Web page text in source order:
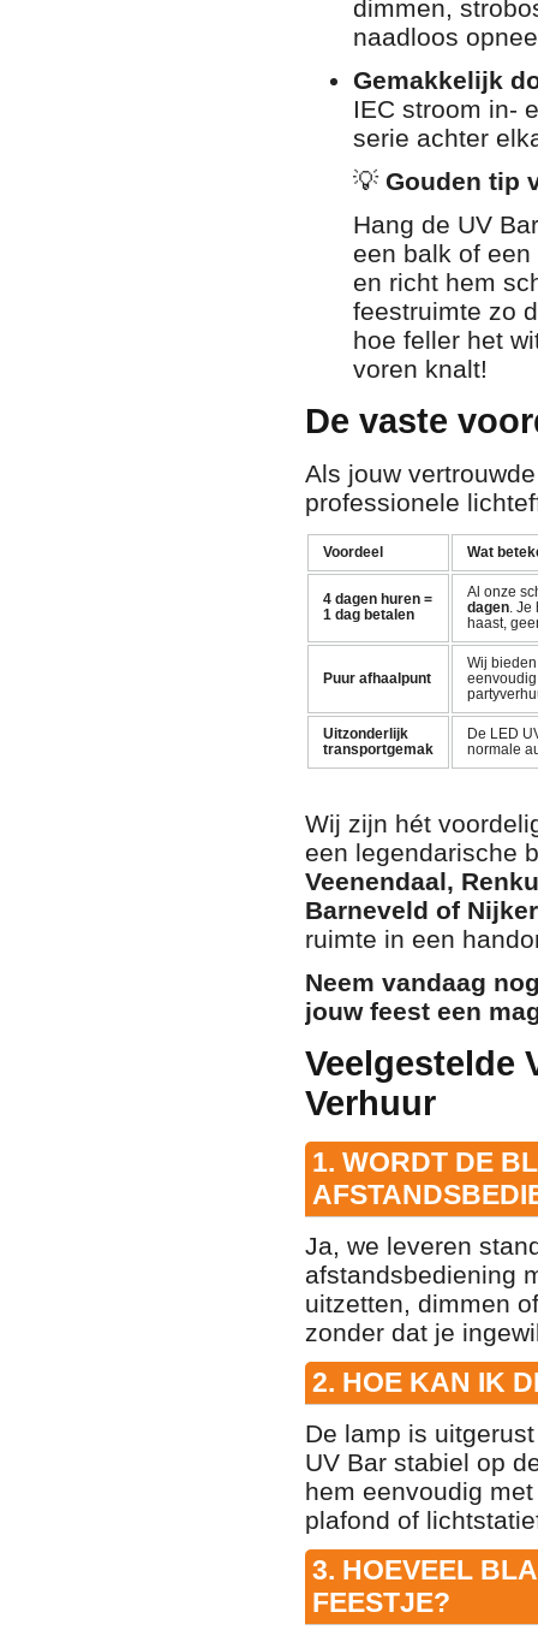
dimmen,
naadloos
Gemakkelijk
IEC stroom in-
serie achter
💡 Gouden tip
Hang de UV
een balk of
en richt hem
feestruimte zo
hoe feller het
voren knalt!
De vaste
Als jouw
professionele
Voordeel Wat
4 dagen huren =
1 dag betalen
Al onze
dagen. Je
haast,
Puur afhaalpunt
Wij
Uitzonderlijk
transportgemak
De LED
normale
Wij zijn hét
een legendarische
Veenendaal,
Barneveld of
ruimte in een
Neem vandaag
jouw feest een
Veelgestelde
Verhuur
1. WORDT DE
Ja, we leveren
afstandsbediening
uitzetten, dimmen
zonder dat je
2. HOE KAN IK
De lamp is
UV Bar stabiel op
hem eenvoudig
plafond of
3. HOEVEEL
FEESTJE?